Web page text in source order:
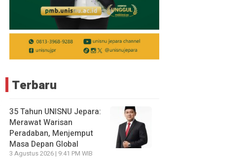
Terbaru
35 Tahun UNISNU Jepara:
Merawat Warisan
Peradaban, Menjemput
Masa Depan Global
3 Agustus 2026 | 9:41 PM WIB